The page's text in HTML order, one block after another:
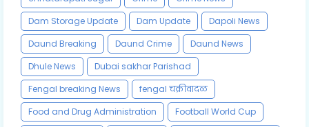
Dam Storage Update
Dam Update
Dapoli News
Daund Breaking
Daund Crime
Daund News
Dhule News
Dubai sakhar Parishad
Fengal breaking News
fengal चक्रीवादळ
Food and Drug Administration
Football World Cup